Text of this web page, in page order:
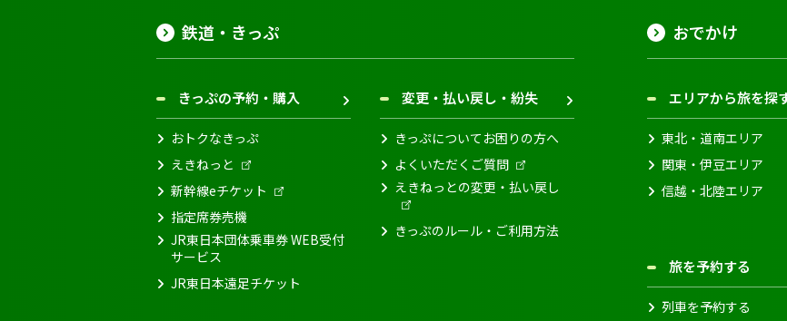
鉄道・きっぷ
きっぷの予約・購入
おトクなきっぷ
えきねっと
新幹線eチケット
指定席券売機
JR東日本団体乗車券 WEB受付
サービス
JR東日本遠足チケット
変更・払い戻し・紛失
きっぷについてお困りの方へ
よくいただくご質問
えきねっとの変更・払い戻し
きっぷのルール・ご利用方法
おでかけ
エリアから旅を探
東北・道南エリア
関東・伊豆エリア
信越・北陸エリア
旅を予約する
列車を予約する